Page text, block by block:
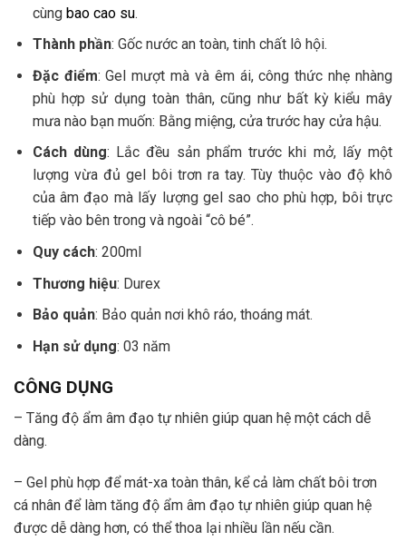
cùng bao cao su.
Thành phần: Gốc nước an toàn, tinh chất lô hội.
Đặc điểm: Gel mượt mà và êm ái, công thức nhẹ nhàng
phù hợp sử dụng toàn thân, cũng như bất kỳ kiểu mây
mưa nào bạn muốn: Bằng miệng, cửa trước hay cửa hậu.
Cách dùng: Lắc đều sản phẩm trước khi mở, lấy một
lượng vừa đủ gel bôi trơn ra tay. Tùy thuộc vào độ khô
của âm đạo mà lấy lượng gel sao cho phù hợp, bôi trực
tiếp vào bên trong và ngoài “cô bé”.
Quy cách: 200ml
Thương hiệu: Durex
Bảo quản: Bảo quản nơi khô ráo, thoáng mát.
Hạn sử dụng: 03 năm
CÔNG DỤNG
– Tăng độ ẩm âm đạo tự nhiên giúp quan hệ một cách dễ
dàng.
– Gel phù hợp để mát-xa toàn thân, kể cả làm chất bôi trơn
cá nhân để làm tăng độ ẩm âm đạo tự nhiên giúp quan hệ
được dễ dàng hơn, có thể thoa lại nhiều lần nếu cần.